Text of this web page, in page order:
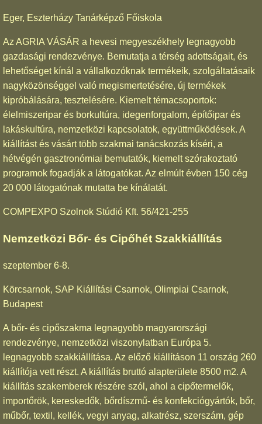
Eger, Eszterházy Tanárképző Főiskola
Az AGRIA VÁSÁR a hevesi megyeszékhely legnagyobb
gazdasági rendezvénye. Bemutatja a térség adottságait, és
lehetőséget kínál a vállalkozóknak termékeik, szolgáltatásaik
nagyközönséggel való megismertetésére, új termékek
kipróbálására, tesztelésére. Kiemelt témacsoportok:
élelmiszeripar és borkultúra, idegenforgalom, építőipar és
lakáskultúra, nemzetközi kapcsolatok, együttműködések. A
kiállítást és vásárt több szakmai tanácskozás kíséri, a
hétvégén gasztronómiai bemutatók, kiemelt szórakoztató
programok fogadják a látogatókat. Az elmúlt évben 150 cég
20 000 látogatónak mutatta be kínálatát.
COMPEXPO Szolnok Stúdió Kft. 56/421-255
Nemzetközi Bőr- és Cipőhét Szakkiállítás
szeptember 6-8.
Körcsarnok, SAP Kiállítási Csarnok, Olimpiai Csarnok,
Budapest
A bőr- és cipőszakma legnagyobb magyarországi
rendezvénye, nemzetközi viszonylatban Európa 5.
legnagyobb szakkiállítása. Az előző kiállításon 11 ország 260
kiállítója vett részt. A kiállítás bruttó alapterülete 8500 m2. A
kiállítás szakemberek részére szól, ahol a cipőtermelők,
importőrök, kereskedők, bőrdíszmű- és konfekciógyártók, bőr,
műbőr, textil, kellék, vegyi anyag, alkatrész, szerszám, gép